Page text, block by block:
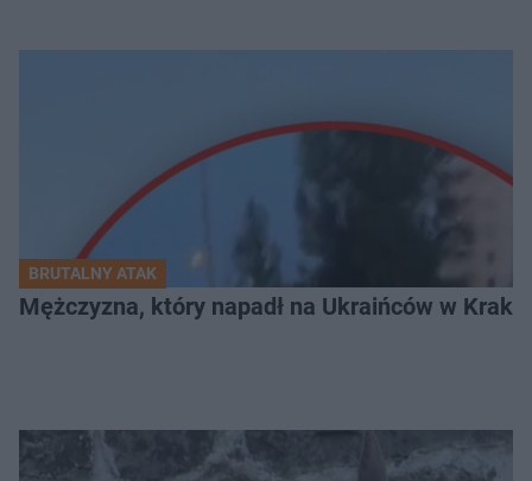
BRUTALNY ATAK
Mężczyzna, który napadł na Ukraińców w